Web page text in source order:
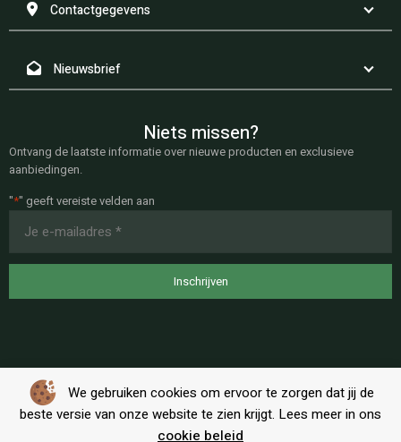
We gebruiken cookies om ervoor te zorgen dat jij de
beste versie van onze website te zien krijgt. Lees meer in ons
cookie beleid
Contactgegevens
Nieuwsbrief
Niets missen?
Ontvang de laatste informatie over nieuwe producten en exclusieve
aanbiedingen.
"*" geeft vereiste velden aan
mailadres*
Inschrijven